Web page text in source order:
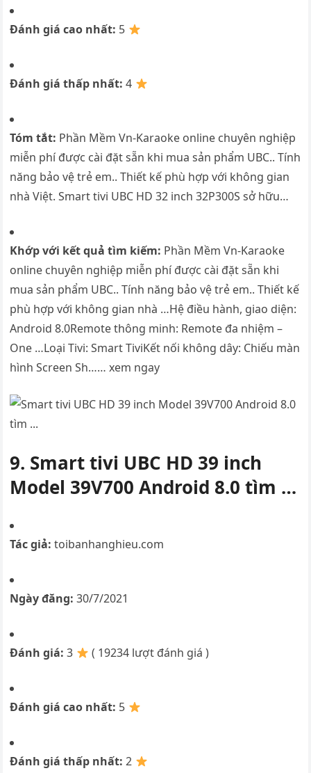
Đánh giá cao nhất: 5
Đánh giá thấp nhất:4
Tóm tắt: Phần Mềm Vn-Karaoke online chuyên nghiệp
miễn phí được cài đặt sẵn khi mua sản phẩm UBC.. Tính
năng bảo vệ trẻ em.. Thiết kế phù hợp với không gian
nhà Việt. Smart tivi UBC HD 32 inch 32P300S sở hữu…
Khớp với kết quả tìm kiếm: Phần Mềm Vn-Karaoke
online chuyên nghiệp miễn phí được cài đặt sẵn khi
mua sản phẩm UBC.. Tính năng bảo vệ trẻ em.. Thiết kế
phù hợp với không gian nhà …Hệ điều hành, giao diện:
Android 8.0Remote thông minh: Remote đa nhiệm –
One …Loại Tivi: Smart TiviKết nối không dây: Chiếu màn
hình Screen Sh…… xem ngay
9. Smart tivi UBC HD 39 inch
Model 39V700 Android 8.0 tìm …
Tác giả:toibanhanghieu.com
Ngày đăng:30/7/2021
Đánh giá:3 ( 19234 lượt đánh giá )
Đánh giá cao nhất: 5
Đánh giá thấp nhất:2